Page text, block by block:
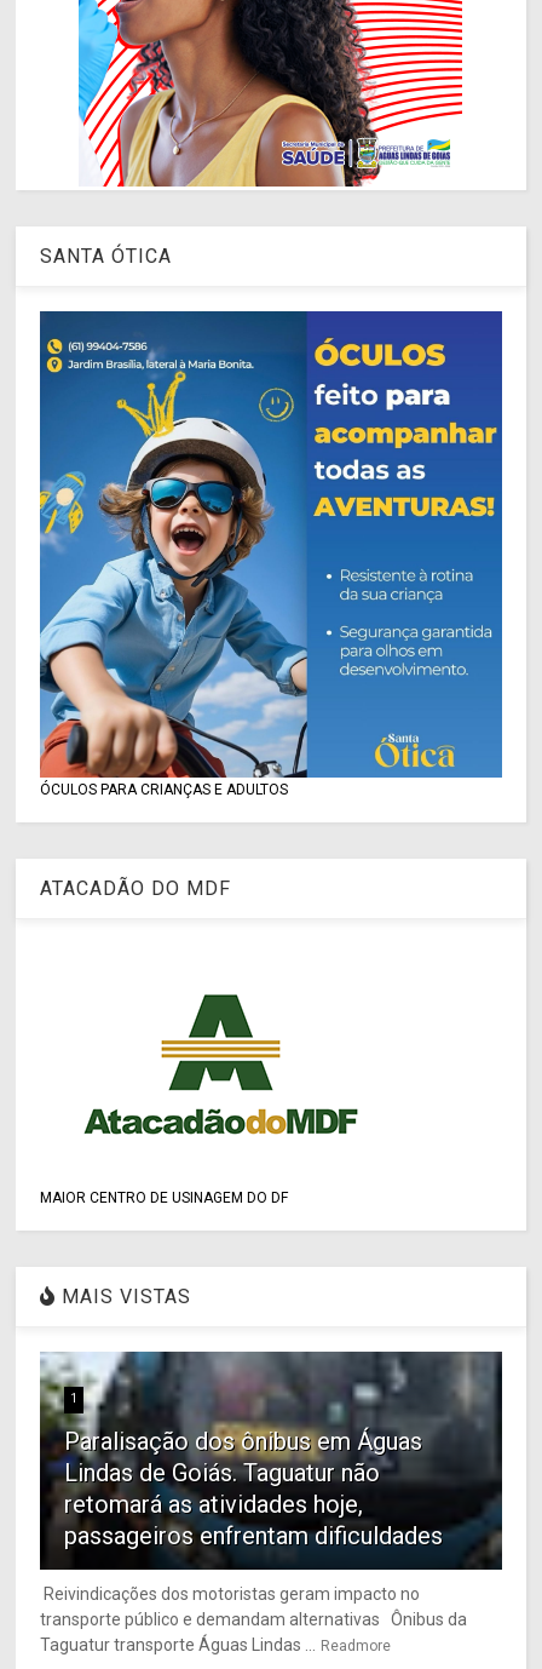
SANTA ÓTICA
ÓCULOS PARA CRIANÇAS E ADULTOS
ATACADÃO DO MDF
MAIOR CENTRO DE USINAGEM DO DF
MAIS VISTAS
1
Paralisação dos ônibus em Águas
Lindas de Goiás. Taguatur não
retomará as atividades hoje,
passageiros enfrentam dificuldades
Reivindicações dos motoristas geram impacto no
transporte público e demandam alternativas Ônibus da
Taguatur transporte Águas Lindas ... Readmore